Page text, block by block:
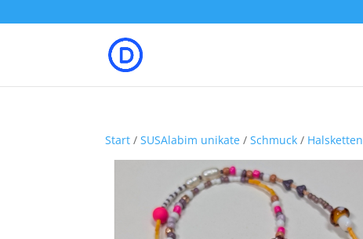
Start /SUSAlabim unikate /Schmuck / Halsketten